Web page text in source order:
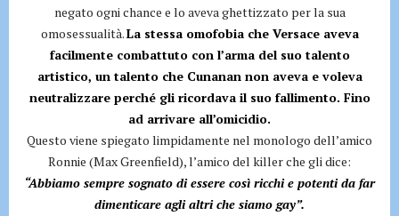
negato ogni chance e lo aveva ghettizzato per la sua
omosessualità.La stessa omofobia che Versace aveva
facilmente combattuto con l’arma del suo talento
artistico, un talento che Cunanan non aveva e voleva
neutralizzare perché gli ricordava il suo fallimento. Fino
ad arrivare all’omicidio.
Questo viene spiegato limpidamente nel monologo dell’amico
Ronnie (Max Greenfield), l’amico del killer che gli dice:
“Abbiamo sempre sognato di essere così ricchi e potenti da far
dimenticare agli altri che siamo gay”.